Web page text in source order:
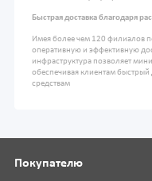
Быстрая доставка благодаря
Имея более чем 120 филиалов
оперативную и эффективную
инфраструктура позволяет
обеспечивая клиентам
средствам
Покупателю